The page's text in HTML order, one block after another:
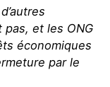
pas, et les ONG
économiques
par le